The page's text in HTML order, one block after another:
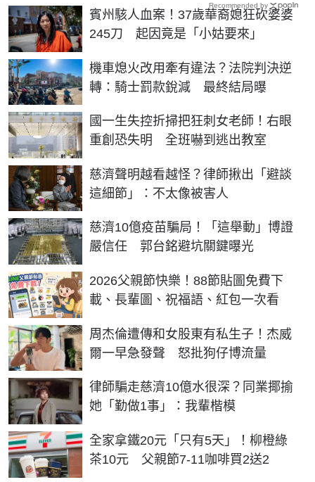
賓州駭人血案！37歲華裔媳狂砍婆婆
245刀 起因竟是「小姑要來」
機車熄火改用牽有違法？法院判決逆
轉：騎士罰款銳減 最終結局曝
國一生失控折掃把狂刺女老師！右眼
重創恐失明 全班嚇到逃出教室
慈濟聲明越看越怪？律師揪出「避談
這細節」：不太像被害人
慈濟10億疫苗騙局！「這舉動」博證
嚴信任 郭台銘避坑關鍵曝光
2026父親節快樂！88節貼圖免費下
載、長輩圖、祝福語、紅包一次看
周杰倫遭傳和女股東有私生子！杰威
爾一早急發聲 怒批狗仔博流量
律師騙走慈濟10億水很深？同業揶揄
她「勤做1事」：我輩楷模
全家拿鐵20元「只有5天」！柳橙綠
茶10元 父親節7-11咖啡買2送2
Recommended by